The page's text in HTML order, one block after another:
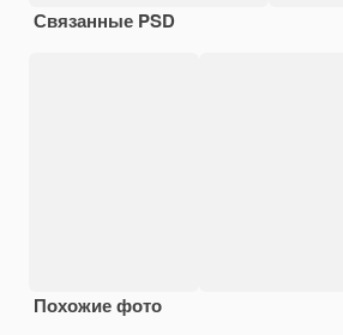
Связанные PSD
Похожие фото